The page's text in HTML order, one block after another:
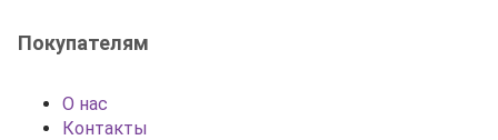
Покупателям
О нас
Контакты